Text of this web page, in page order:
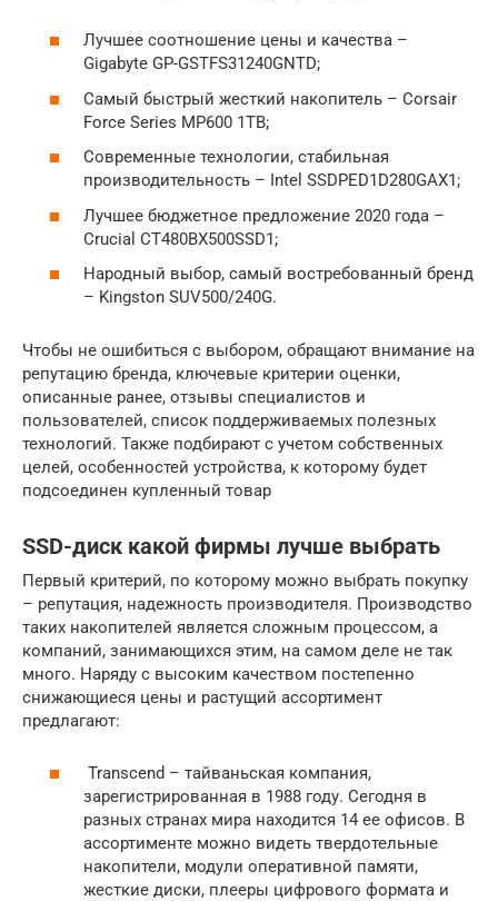
Лучшее соотношение цены и качества –
Gigabyte GP-GSTFS31240GNTD;
Самый быстрый жесткий накопитель – Corsair
Force Series MP600 1TB;
Современные технологии, стабильная
производительность – Intel SSDPED1D280GAX1;
Лучшее бюджетное предложение 2020 года –
Crucial CT480BX500SSD1;
Народный выбор, самый востребованный бренд
– Kingston SUV500/240G.
Чтобы не ошибиться с выбором, обращают внимание на
репутацию бренда, ключевые критерии оценки,
описанные ранее, отзывы специалистов и
пользователей, список поддерживаемых полезных
технологий. Также подбирают с учетом собственных
целей, особенностей устройства, к которому будет
подсоединен купленный товар
SSD-диск какой фирмы лучше выбрать
Первый критерий, по которому можно выбрать покупку
– репутация, надежность производителя. Производство
таких накопителей является сложным процессом, а
компаний, занимающихся этим, на самом деле не так
много. Наряду с высоким качеством постепенно
снижающиеся цены и растущий ассортимент
предлагают:
Transcend – тайваньская компания,
зарегистрированная в 1988 году. Сегодня в
разных странах мира находится 14 ее офисов. В
ассортименте можно видеть твердотельные
накопители, модули оперативной памяти,
жесткие диски, плееры цифрового формата и